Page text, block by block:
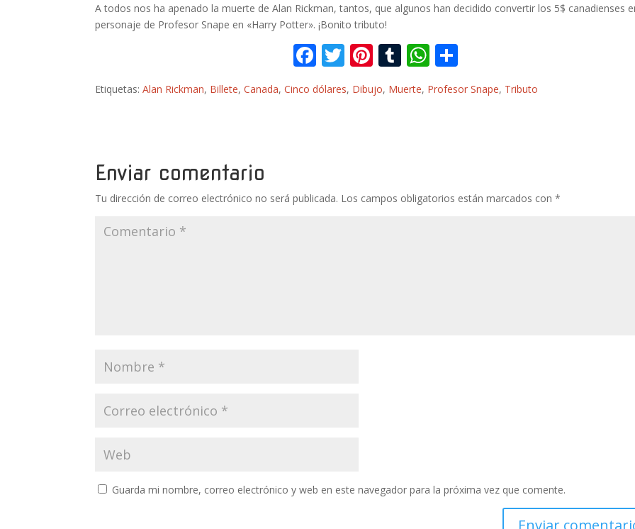
A todos nos ha apenado la muerte de Alan Rickman, tantos, que algunos han decidido convertir los 5$ canadienses
personaje de Profesor Snape en «Harry Potter». ¡Bonito tributo!
F
ac
e
k
T
w
itt
Pi
nt
er
T
u
m
W
h
at
p
o
m
r
Etiquetas:Alan Rickman, Billete,Canada,Cinco dólares, Dibujo, Muerte, Profesor Snape, Tributo
Enviar comentario
Tu dirección de correo electrónico no será publicada. Los campos obligatorios están marcados con*
Guarda mi nombre, correo electrónico y web en este navegador para la próxima vez que comente.